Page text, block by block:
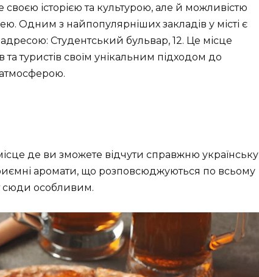
історією та культурою, але й можливістю
Одним з найпопулярніших закладів у місті є
Студентський бульвар, 12. Це місце
туристів своїм унікальним підходом до
де ви зможете відчути справжню українську
аромати, що розповсюджуються по всьому
сюди особливим.